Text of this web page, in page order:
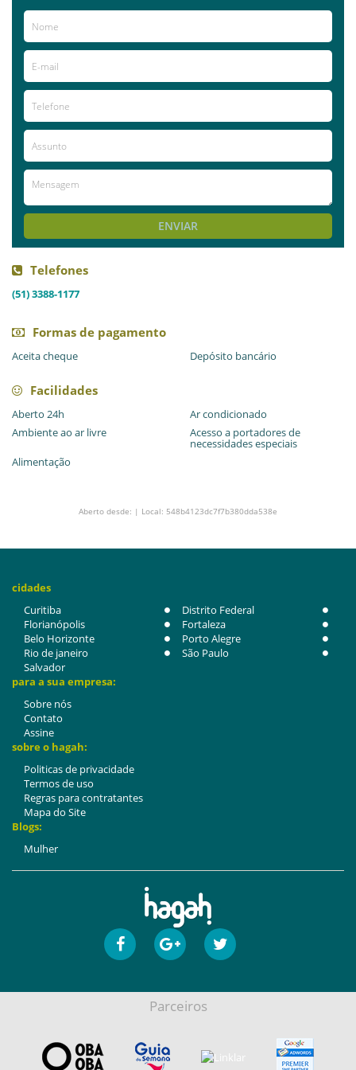
Proporciona aos idosos atividades como música, dança e
educação física, além de terapia ocupacional.
Já visitou este local?aproveite e deixe sua avaliação!
Avaliações
ENVIAR
Telefones
(51) 3388-1177
Formas de pagamento
Aceita cheque Depósito bancário
Facilidades
Aberto 24h
Ar condicionado
Ambiente ao ar livre
Acesso a portadores de
necessidades especiais
Alimentação
Aberto desde: | Local: 548b4123dc7f7b380dda538e
cidades
Curitiba
Distrito Federal
Florianópolis
Fortaleza
Belo Horizonte
Porto Alegre
Rio de janeiro
São Paulo
Salvador
para a sua empresa:
Sobre nós
Contato
Assine
sobre o hagah:
Politicas de privacidade
Termos de uso
Regras para contratantes
Mapa do Site
Blogs:
Mulher
Parceiros